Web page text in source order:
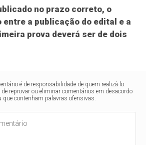
no prazo correto, o
a publicação do edital e a
prova deverá ser de dois
é de responsabilidade de quem realizá-lo.
reprovar ou eliminar comentários em desacordo
que contenham palavras ofensivas.